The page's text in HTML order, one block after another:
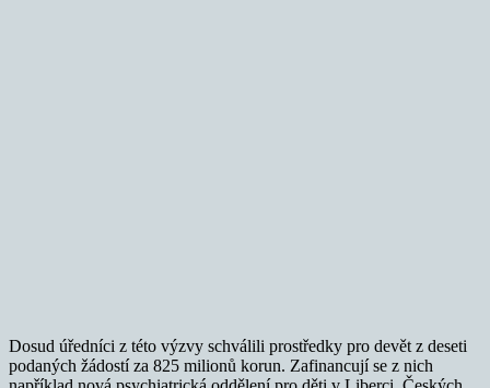
Dosud úředníci z této výzvy schválili prostředky pro devět z deseti
podaných žádostí za 825 milionů korun. Zafinancují se z nich